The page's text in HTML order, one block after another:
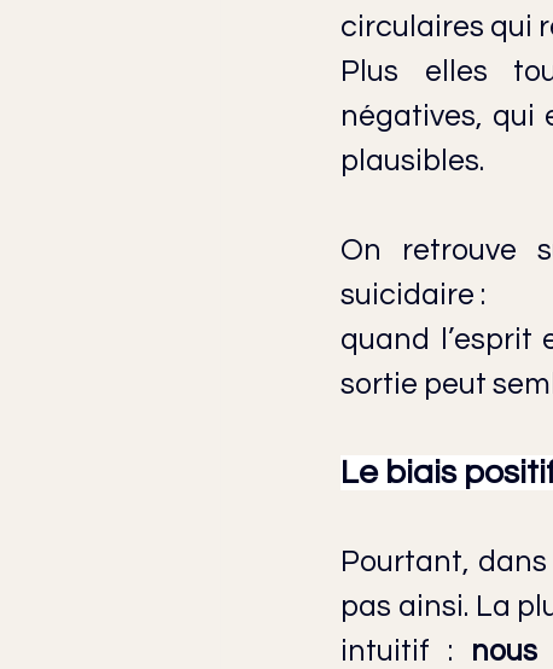
circulaires qui
Plus elles
négatives, qui
plausibles.
On retrouve
suicidaire :
quand l’esprit
sortie peut
Le biais
Pourtant,
pas ainsi. La
intuitif :